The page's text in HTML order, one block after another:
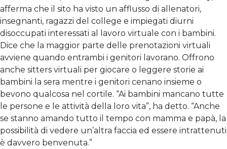
afferma che il sito ha visto un afflusso di allenatori,
insegnanti, ragazzi del college e impiegati diurni
disoccupati interessati al lavoro virtuale con i bambini.
Dice che la maggior parte delle prenotazioni virtuali
avviene quando entrambi i genitori lavorano. Offrono
anche sitters virtuali per giocare o leggere storie ai
bambini la sera mentre i genitori cenano insieme o
bevono qualcosa nel cortile. “Ai bambini mancano tutte
le persone e le attività della loro vita”, ha detto. “Anche
se stanno amando tutto il tempo con mamma e papà, la
possibilità di vedere un’altra faccia ed essere intrattenuti
è davvero benvenuta.”